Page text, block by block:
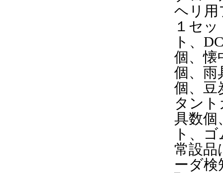
ヘリ用
１セ
ト、
個、懐
個、雨
個、豆
タン
具数個
ト、
常設品
ーダ検